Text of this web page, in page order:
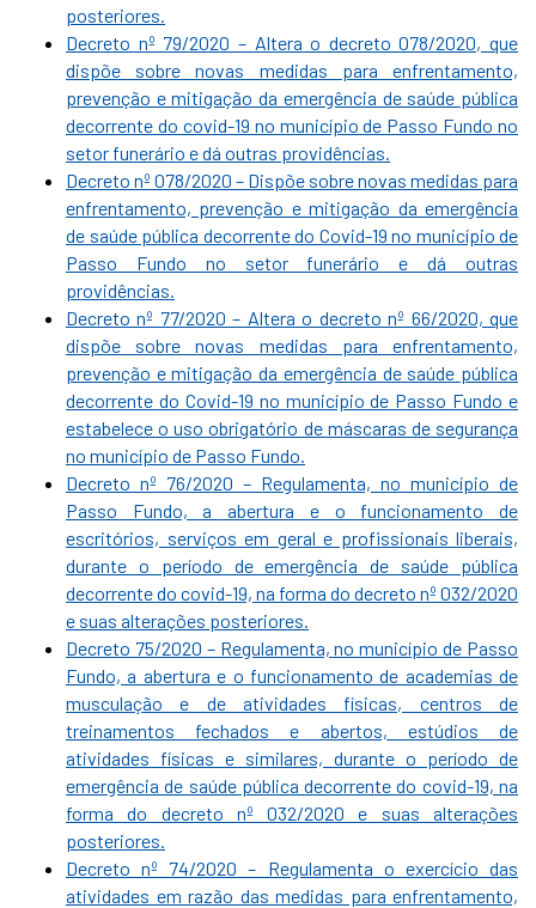
posteriores.
Decreto nº 79/2020 – Altera o decreto 078/2020, que
dispõe sobre novas medidas para enfrentamento,
prevenção e mitigação da emergência de saúde pública
decorrente do covid-19 no município de Passo Fundo no
setor funerário e dá outras providências.
Decreto nº 078/2020 – Dispõe sobre novas medidas para
enfrentamento, prevenção e mitigação da emergência
de saúde pública decorrente do Covid-19 no município de
Passo Fundo no setor funerário e dá outras
providências.
Decreto nº 77/2020 – Altera o decreto nº 66/2020, que
dispõe sobre novas medidas para enfrentamento,
prevenção e mitigação da emergência de saúde pública
decorrente do Covid-19 no município de Passo Fundo e
estabelece o uso obrigatório de máscaras de segurança
no município de Passo Fundo.
Decreto nº 76/2020 – Regulamenta, no município de
Passo Fundo, a abertura e o funcionamento de
escritórios, serviços em geral e profissionais liberais,
durante o período de emergência de saúde pública
decorrente do covid-19, na forma do decreto nº 032/2020
e suas alterações posteriores.
Decreto 75/2020 – Regulamenta, no município de Passo
Fundo, a abertura e o funcionamento de academias de
musculação e de atividades físicas, centros de
treinamentos fechados e abertos, estúdios de
atividades físicas e similares, durante o período de
emergência de saúde pública decorrente do covid-19, na
forma do decreto nº 032/2020 e suas alterações
posteriores.
Decreto nº 74/2020 – Regulamenta o exercício das
atividades em razão das medidas para enfrentamento,